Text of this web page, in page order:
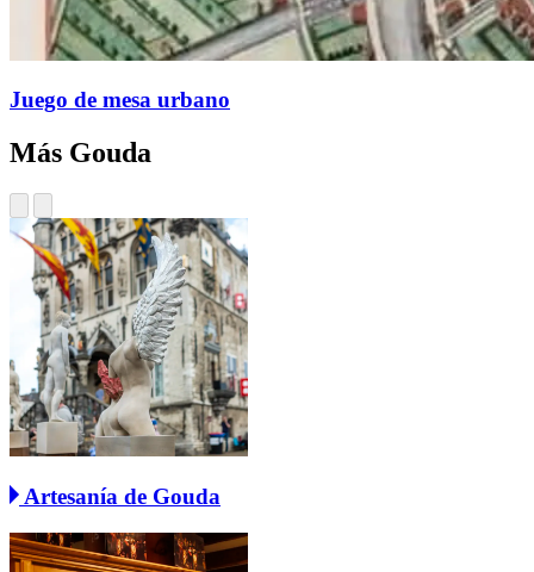
Juego de mesa urbano
Más Gouda
Artesanía de Gouda